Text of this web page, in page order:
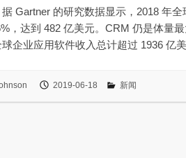
的研究数据显示，2018 年全
，达到 482 亿美元。CRM 仍是体
球企业应用软件收入总计超过 1936 亿
2019-06-18 新闻